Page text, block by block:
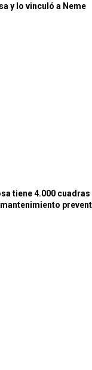
y lo vinculó a Neme
tiene 4.000